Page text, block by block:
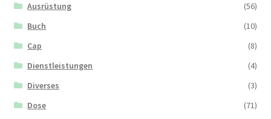
Ausrüstung
(56)
Buch
(10)
Cap
(8)
Dienstleistungen
(4)
Diverses
(3)
Dose
(71)